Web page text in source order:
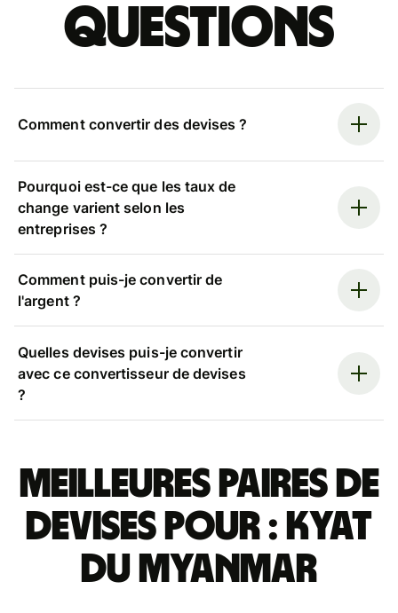
questions
Comment convertir des devises ?
Pourquoi est-ce que les taux de
change varient selon les
entreprises ?
Comment puis-je convertir de
l'argent ?
Quelles devises puis-je convertir
avec ce convertisseur de devises
?
Meilleures paires de
devises pour : kyat
du Myanmar